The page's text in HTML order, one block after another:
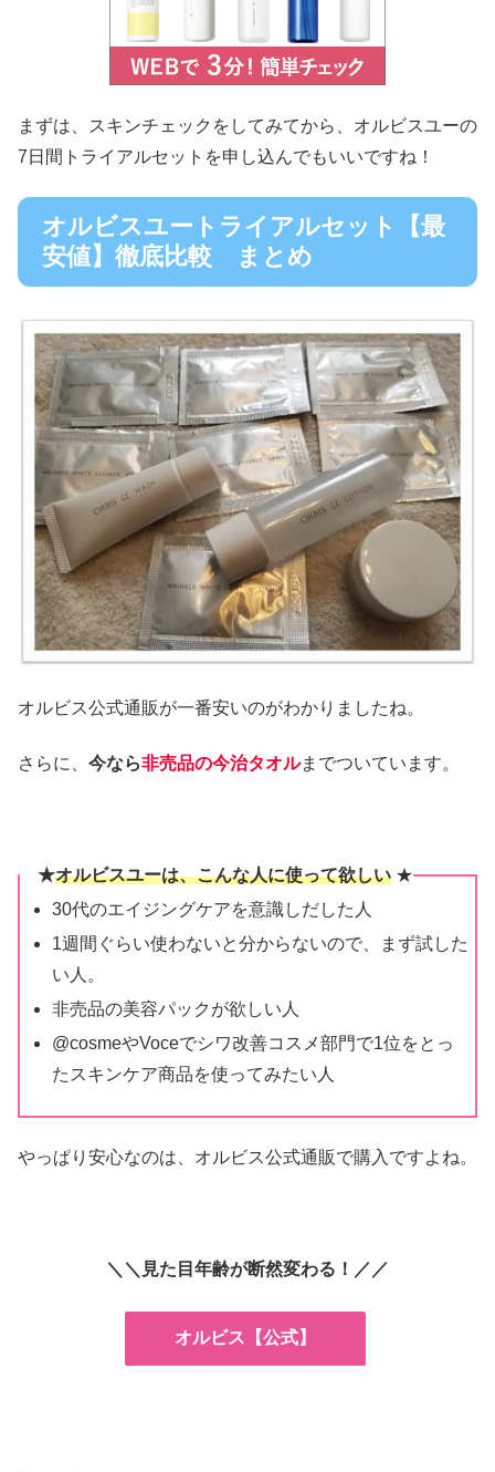
まずは、スキンチェックをしてみてから、オルビスユーの
7日間トライアルセットを申し込んでもいいですね！
オルビスユートライアルセット【最
安値】徹底比較 まとめ
オルビス公式通販が一番安いのがわかりましたね。
さらに、 今なら非売品の今治タオルまでついています。
★オルビスユーは、こんな人に使って欲しい ★
30代のエイジングケアを意識しだした人
1週間ぐらい使わないと分からないので、まず試した
い人。
非売品の美容パックが欲しい人
@cosmeやVoceでシワ改善コスメ部門で1位をとっ
たスキンケア商品を使ってみたい人
やっぱり安心なのは、オルビス公式通販で購入ですよね。
＼＼見た目年齢が断然変わる！／／
オルビス【公式】